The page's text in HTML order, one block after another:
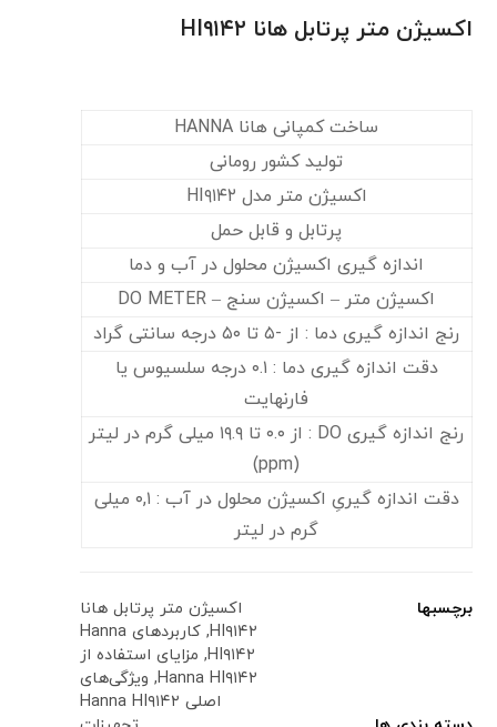
اکسیژن متر پرتابل هانا HI۹۱۴۲
ساخت کمپانی هانا HANNA
تولید کشور رومانی
اکسیژن متر مدل HI۹۱۴۲
پرتابل و قابل حمل
اندازه گیری اکسیژن محلول در آب و دما
اکسیژن متر – اکسیژن سنج – DO METER
رنج اندازه گیری دما : از -۵ تا ۵۰ درجه سانتی گراد
دقت اندازه گیری دما : ۰.۱ درجه سلسیوس یا
فارنهایت
رنج اندازه گیری DO : از ۰.۰ تا ۱۹.۹ میلی گرم در لیتر
(ppm)
دقت اندازه گیریِ اکسیژن محلول در آب : ۰,۱ میلی
گرم در لیتر
برچسبها
اکسیژن متر پرتابل هانا
HI۹۱۴۲,
کاربردهای Hanna
HI۹۱۴۲, مزایای استفاده از
Hanna HI۹۱۴۲, ویژگی‌های
اصلی Hanna HI۹۱۴۲